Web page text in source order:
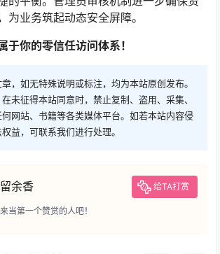
为业务筑起动态安全屏障。
于你的零信任访问体系！
，如无特殊说明或标注，均为本站原创发布。
未征得本站同意时，禁止复制、盗用、采集、
网站、书籍等各类媒体平台。如若本站内容侵
益，可联系我们进行处理。
余香 给TA打赏
当第一个赞赏的人吧！